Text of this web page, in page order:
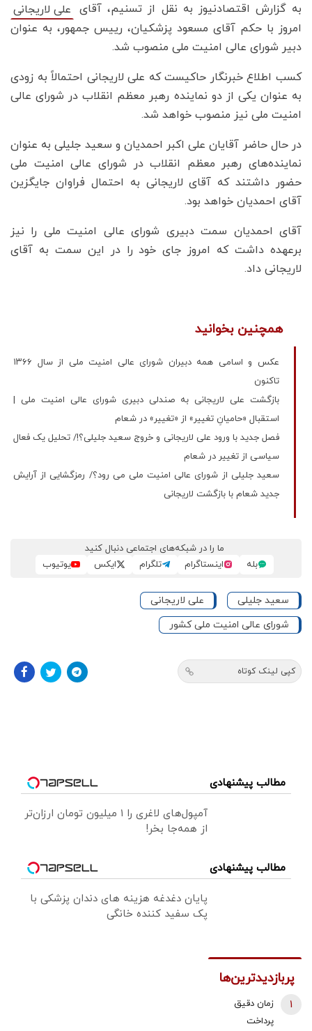
به گزارش اقتصادنیوز به نقل از تسنیم، آقای علی لاریجانی
امروز با حکم آقای مسعود پزشکیان، رییس جمهور، به عنوان
دبیر شورای عالی امنیت ملی منصوب شد.
کسب اطلاع خبرنگار حاکیست که علی لاریجانی احتمالاً به زودی
به عنوان یکی از دو نماینده رهبر معظم انقلاب در شورای عالی
امنیت ملی نیز منصوب خواهد شد.
در حال حاضر آقایان علی اکبر احمدیان و سعید جلیلی به عنوان
نماینده‌های رهبر معظم انقلاب در شورای عالی امنیت ملی
حضور داشتند که آقای لاریجانی به احتمال فراوان جایگزین
آقای احمدیان خواهد بود.
آقای احمدیان سمت دبیری شورای عالی امنیت ملی را نیز
برعهده داشت که امروز جای خود را در این سمت به آقای
لاریجانی داد.
همچنین بخوانید
عکس و اسامی همه دبیران شورای عالی امنیت ملی از سال ۱۳۶۶
تاکنون
بازگشت علی لاریجانی به صندلی دبیری شورای عالی امنیت ملی |
استقبال «حامیانِ تغییر» از «تغییر» در شعام
فصل جدید با ورود علی لاریجانی و خروج سعید جلیلی؟!/ تحلیل یک فعال
سیاسی از تغییر در شعام
سعید جلیلی از شورای عالی امنیت ملی می رود؟/ رمزگشایی از آرایش
جدید شعام با بازگشت لاریجانی
ما را در شبکه‌های اجتماعی دنبال کنید
بله
اینستاگرام تلگرام ایکس یوتیوب
سعید جلیلی
علی لاریجانی
شورای عالی امنیت ملی کشور
کپی لینک کوتاه
مطالب پیشنهادی
آمپول‌های لاغری را ۱ میلیون تومان ارزان‌تر
از همه‌جا بخر!
مطالب پیشنهادی
پایان دغدغه هزینه های دندان پزشکی با
پک سفید کننده خانگی
پربازدیدترین‌ها
زمان دقیق
پرداخت
1